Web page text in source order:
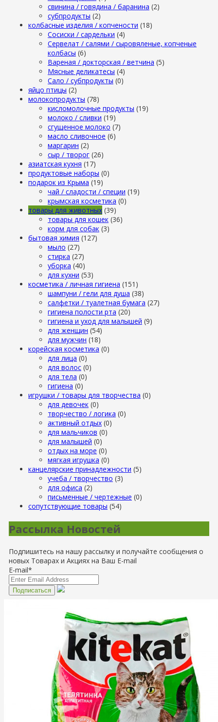
свинина / говядина / баранина (2)
субпродукты (2)
колбасные изделия / копчености (18)
Сосиски / сардельки (4)
Сервелат / салями / сыровяленые, копченые
колбасы (6)
Вареная / докторская / ветчина (5)
Мясные деликатесы (4)
Сало / субпродукты (0)
яйцо птицы (2)
молокопродукты (78)
кисломолочные продукты (19)
молоко / сливки (19)
сгущенное молоко (7)
масло сливочное (6)
маргарин (2)
сыр / творог (26)
азиатская кухня (17)
продуктовые наборы (0)
подарок из Крыма (19)
чай / сладости / специи (19)
крымская косметика (0)
товары для животных (39)
товары для кошек (36)
корм для собак (3)
бытовая химия (127)
мыло (27)
стирка (27)
уборка (40)
для кухни (53)
косметика / личная гигиена (151)
шампуни / гели для душа (38)
салфетки / туалетная бумага (27)
гигиена полости рта (20)
гигиена и уход для малышей (9)
для женщин (54)
для мужчин (18)
корейская косметика (0)
для лица (0)
для волос (0)
для тела (0)
гигиена (0)
игрушки / товары для творчества (0)
для девочек (0)
творчество / логика (0)
активный отдых (0)
для мальчиков (0)
для малышей (0)
отдых на море (0)
мягкая игрушка (0)
канцелярские принадлежности (5)
учеба / творчество (3)
для офиса (2)
письменные / чертежные (0)
сопутствующие товары (54)
Рассылка Новостей
Подпишитесь на нашу рассылку и получайте сообщения о
новых Товарах и Акциях на Ваш E-mail
E-mail*